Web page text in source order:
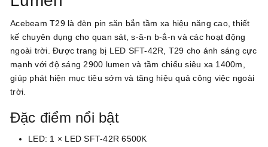
Acebeam T29 là đèn pin săn bắn tầm xa hiệu năng cao, thiết
kế chuyên dụng cho quan sát, s-ă-n b-ắ-n và các hoạt động
ngoài trời. Được trang bị LED SFT-42R, T29 cho ánh sáng cực
mạnh với độ sáng 2900 lumen và tầm chiếu siêu xa 1400m,
giúp phát hiện mục tiêu sớm và tăng hiệu quả công việc ngoài
trời.
Đặc điểm nổi bật
LED: 1 × LED SFT-42R 6500K